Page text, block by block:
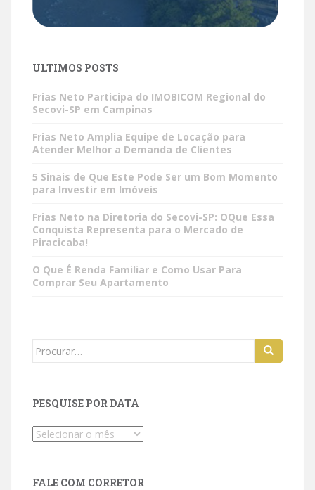
ÚLTIMOS POSTS
Frias Neto Participa do IMOBICOM Regional do
Secovi-SP em Campinas
Frias Neto Amplia Equipe de Locação para
Atender Melhor a Demanda de Clientes
5 Sinais de Que Este Pode Ser um Bom Momento
para Investir em Imóveis
Frias Neto na Diretoria do Secovi-SP: OQue Essa
Conquista Representa para o Mercado de
Piracicaba!
O Que É Renda Familiar e Como Usar Para
Comprar Seu Apartamento
Search
PESQUISE POR DATA
Pesquise
FALE COM CORRETOR